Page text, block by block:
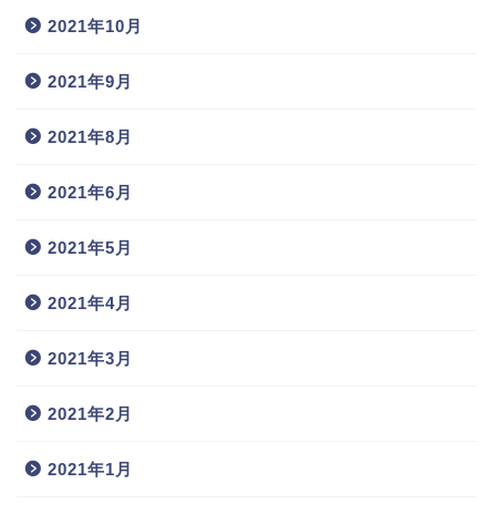
2021年10月
2021年9月
2021年8月
2021年6月
2021年5月
2021年4月
2021年3月
2021年2月
2021年1月